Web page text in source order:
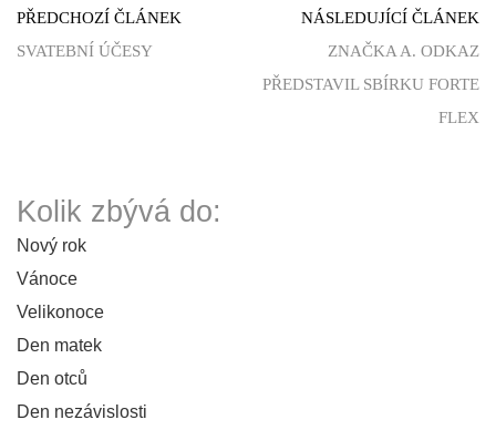
PŘEDCHOZÍ ČLÁNEK
SVATEBNÍ ÚČESY
NÁSLEDUJÍCÍ ČLÁNEK
ZNAČKA A. ODKAZ
PŘEDSTAVIL SBÍRKU FORTE
FLEX
Kolik zbývá do:
Nový rok
Vánoce
Velikonoce
Den matek
Den otců
Den nezávislosti